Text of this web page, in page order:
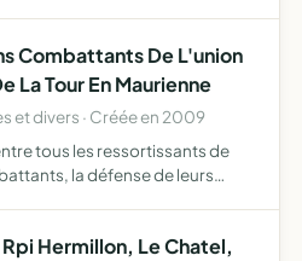
Combattants De L'union
La Tour En Maurienne
et divers · Créée en 2009
tous les ressortissants de
la défense de leurs
Hermillon, Le Chatel,